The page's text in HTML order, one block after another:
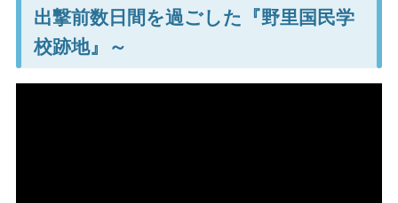
出撃前数日間を過ごした『野里国民学
校跡地』～